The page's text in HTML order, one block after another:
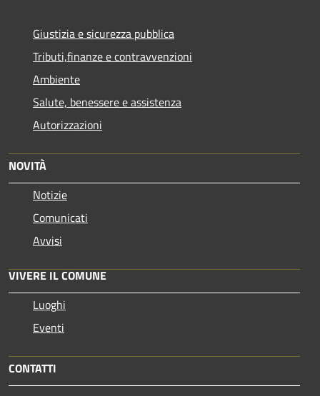
Giustizia e sicurezza pubblica
Tributi,finanze e contravvenzioni
Ambiente
Salute, benessere e assistenza
Autorizzazioni
NOVITÀ
Notizie
Comunicati
Avvisi
VIVERE IL COMUNE
Luoghi
Eventi
CONTATTI